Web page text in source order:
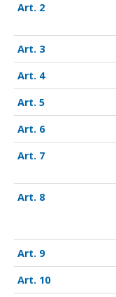
2
3
4
5
6
7
8
9
10